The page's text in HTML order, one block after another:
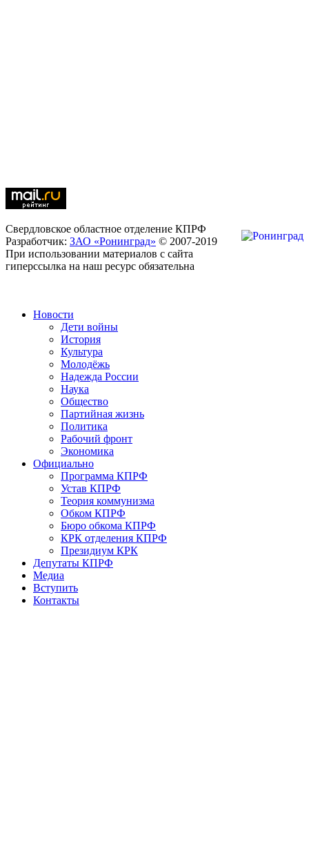
Свердловское областное отделение КПРФ
Разработчик: ЗАО «Ронинград» © 2007-2019
При использовании материалов с сайта
гиперссылка на наш ресурс обязательна
Новости
Дети войны
История
Культура
Молодёжь
Надежда России
Наука
Общество
Партийная жизнь
Политика
Рабочий фронт
Экономика
Официально
Программа КПРФ
Устав КПРФ
Теория коммунизма
Обком КПРФ
Бюро обкома КПРФ
КРК отделения КПРФ
Президиум КРК
Депутаты КПРФ
Медиа
Вступить
Контакты